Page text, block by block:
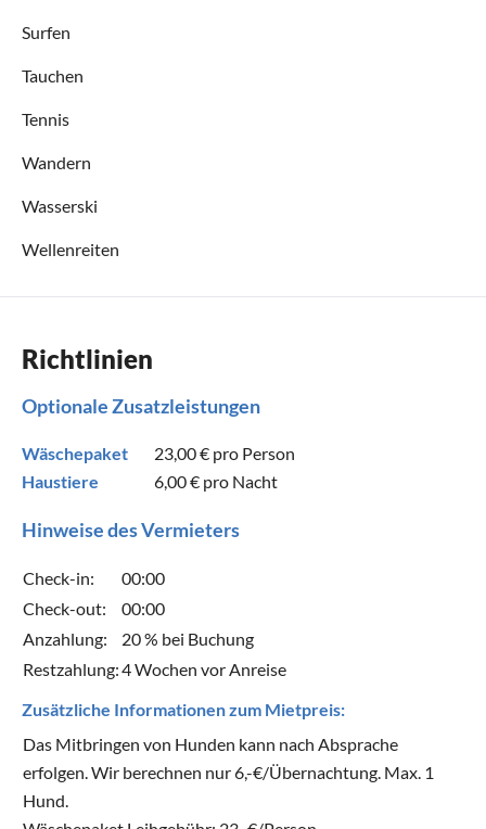
Surfen
Tauchen
Tennis
Wandern
Wasserski
Wellenreiten
Richtlinien
Optionale Zusatzleistungen
Wäschepaket 23,00 € pro Person
Haustiere
6,00 € pro Nacht
Hinweise des Vermieters
Check-in:
00:00
Check-out:
00:00
Anzahlung:
20 % bei Buchung
Restzahlung:4 Wochen vor Anreise
Zusätzliche Informationen zum Mietpreis:
Das Mitbringen von Hunden kann nach Absprache
erfolgen. Wir berechnen nur 6,-€/Übernachtung. Max. 1
Hund.